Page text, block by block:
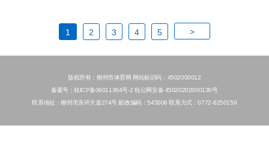
1 2 3 4 5 >
版权所有：柳州市体育网 网站标识码：4502000012
备案号：桂ICP备06011364号-2 桂公网安备 45020202000130号
联系地址：柳州市东环大道274号 邮政编码：545006 联系方式：0772-8250159